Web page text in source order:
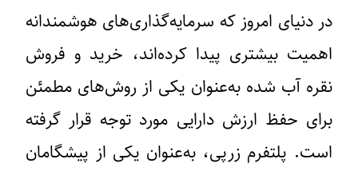
در دنیای امروز که سرمایه‌گذاری‌های هوشمندانه
اهمیت بیشتری پیدا کرده‌اند، خرید و فروش
نقره آب‌ شده به‌عنوان یکی از روش‌های مطمئن
برای حفظ ارزش دارایی مورد توجه قرار گرفته
است. پلتفرم زرپی، به‌عنوان یکی از پیشگامان